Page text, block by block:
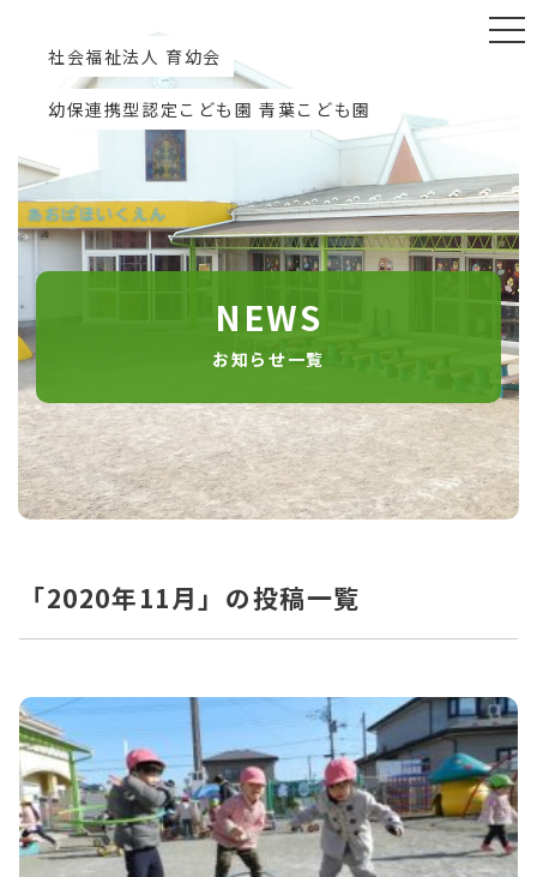
社会福祉法人 育幼会
幼保連携型認定こども園 青葉こども園
NEWS
お知らせ一覧
「2020年11月」の投稿一覧
Warning
: Undefined variable $post_id in
/home/ikuyoukai/ikuyoukai.jp/public_html/
content/themes/aoba/lib/include/news-
box.phpon line